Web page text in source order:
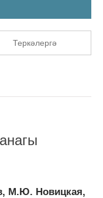
Теркәлергә
М.Ю. Новицкая,